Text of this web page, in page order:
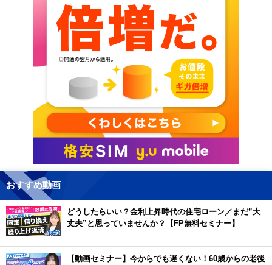
おすすめ動画
どうしたらいい？金利上昇時代の住宅ローン／まだ”大
丈夫”と思っていませんか？【FP無料セミナー】
【動画セミナー】今からでも遅くない！60歳からの老後